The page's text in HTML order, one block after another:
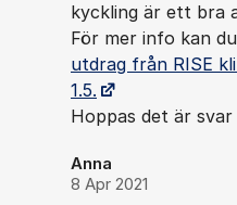
kyckling är ett bra
För mer info kan
utdrag från RISE
1.5.
Hoppas det är
Anna
8 Apr 2021